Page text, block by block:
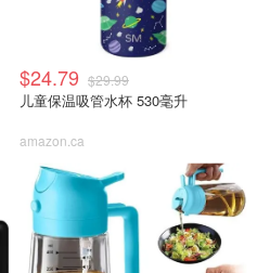
$24.79 $29.99
儿童保温吸管水杯 530毫升
amazon.ca